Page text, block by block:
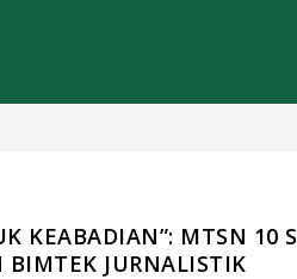
KEABADIAN”: MTSN 10
BIMTEK JURNALISTIK